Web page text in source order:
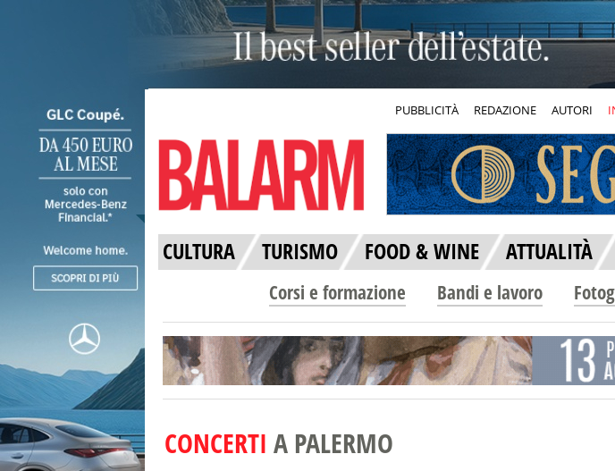
PUBBLICITÀ REDAZIONE AUTORI
CULTURA TURISMO FOOD & WINE ATTUALITÀ
Corsi e formazione Bandi e lavoro
CONCERTI A PALERMO